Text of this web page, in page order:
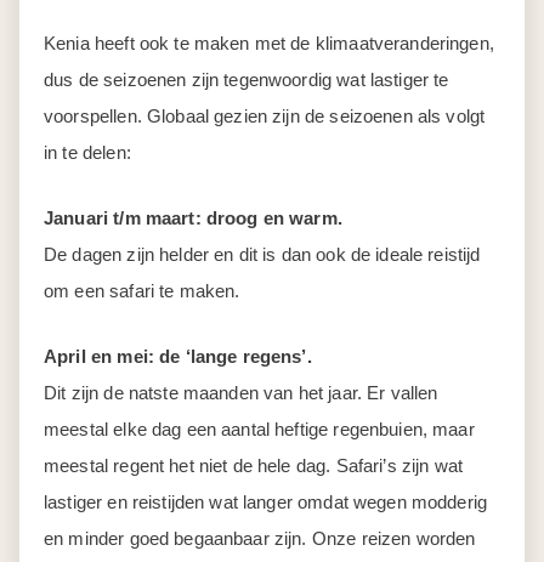
Kenia heeft ook te maken met de klimaatveranderingen,
dus de seizoenen zijn tegenwoordig wat lastiger te
voorspellen. Globaal gezien zijn de seizoenen als volgt
in te delen:
Januari t/m maart: droog en warm.
De dagen zijn helder en dit is dan ook de ideale reistijd
om een safari te maken.
April en mei: de ‘lange regens’.
Dit zijn de natste maanden van het jaar. Er vallen
meestal elke dag een aantal heftige regenbuien, maar
meestal regent het niet de hele dag. Safari’s zijn wat
lastiger en reistijden wat langer omdat wegen modderig
en minder goed begaanbaar zijn. Onze reizen worden